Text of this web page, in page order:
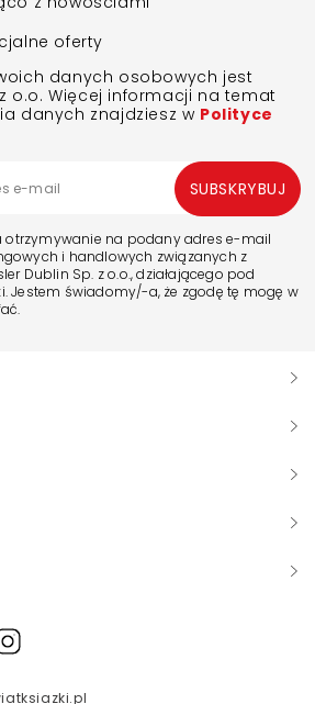
oferty
danych osobowych jest
o.o. Więcej informacji na temat
danych znajdziesz w Polityce
otrzymywanie na podany adres e-mail
i handlowych związanych z
Dublin Sp. z o.o., działającego pod
Jestem świadomy/-a, że zgodę tę mogę w
SUBSKRYBUJ